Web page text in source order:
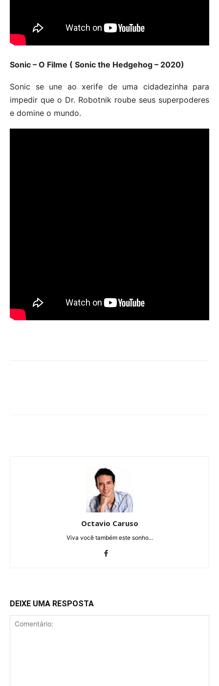
Sonic – O Filme ( Sonic the Hedgehog – 2020)
Sonic se une ao xerife de uma cidadezinha para
impedir que o Dr. Robotnik roube seus superpoderes
e domine o mundo.
Octavio Caruso
Viva você também este sonho...
DEIXE UMA RESPOSTA